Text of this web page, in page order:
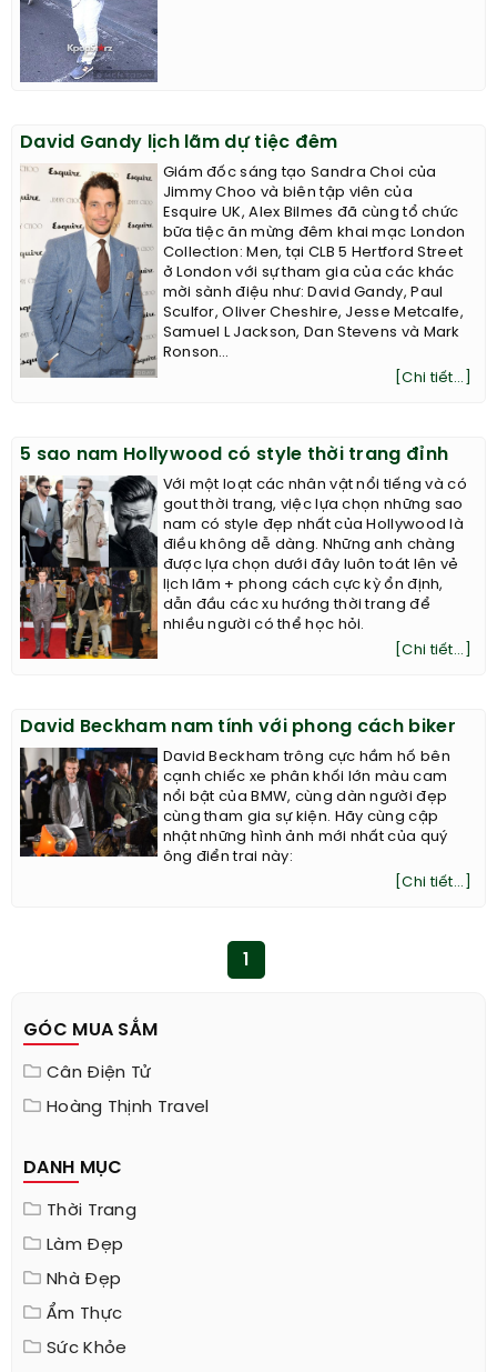
David Gandy lịch lãm dự tiệc đêm
Giám đốc sáng tạo Sandra Choi của
Jimmy Choo và biên tập viên của
Esquire UK, Alex Bilmes đã cùng tổ chức
bữa tiệc ăn mừng đêm khai mạc London
Collection: Men, tại CLB 5 Hertford Street
ở London với sự tham gia của các khác
mời sành điệu như: David Gandy, Paul
Sculfor, Oliver Cheshire, Jesse Metcalfe,
Samuel L Jackson, Dan Stevens và Mark
Ronson…
[Chi tiết...]
5 sao nam Hollywood có style thời trang đỉnh
Với một loạt các nhân vật nổi tiếng và có
gout thời trang, việc lựa chọn những sao
nam có style đẹp nhất của Hollywood là
điều không dễ dàng. Những anh chàng
được lựa chọn dưới đây luôn toát lên vẻ
lịch lãm + phong cách cực kỳ ổn định,
dẫn đầu các xu hướng thời trang để
nhiều người có thể học hỏi.
[Chi tiết...]
David Beckham nam tính với phong cách biker
David Beckham trông cực hầm hố bên
cạnh chiếc xe phân khối lớn màu cam
nổi bật của BMW, cùng dàn người đẹp
cùng tham gia sự kiện. Hãy cùng cập
nhật những hình ảnh mới nhất của quý
ông điển trai này:
[Chi tiết...]
GÓC MUA SẮM
Cân Điện Tử
Hoàng Thịnh Travel
DANH MỤC
Thời Trang
Làm Đẹp
Nhà Đẹp
Ẩm Thực
Sức Khỏe